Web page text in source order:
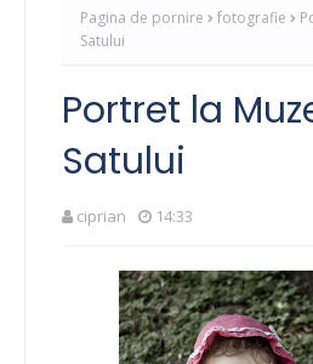
Pagina de pornire fotografie
Satului
Portret la
Satului
ciprian 14:33